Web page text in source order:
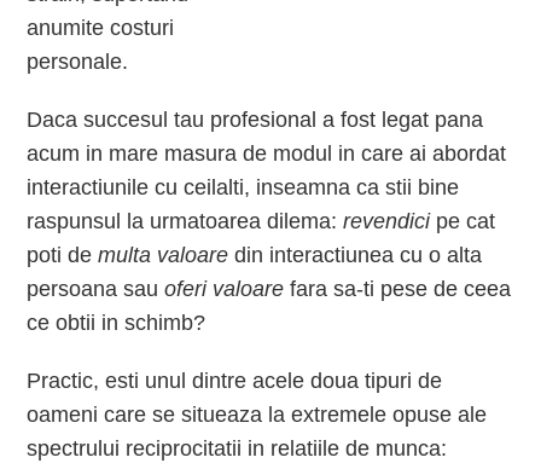
anumite costuri
personale.
Daca succesul tau profesional a fost legat pana
acum in mare masura de modul in care ai abordat
interactiunile cu ceilalti, inseamna ca stii bine
raspunsul la urmatoarea dilema: revendicipe cat
poti demulta valoare din interactiunea cu o alta
persoana sauoferi valoare fara sa-ti pese de ceea
ce obtii in schimb?
Practic, esti unul dintre acele doua tipuri de
oameni care se situeaza la extremele opuse ale
spectrului reciprocitatii in relatiile de munca: